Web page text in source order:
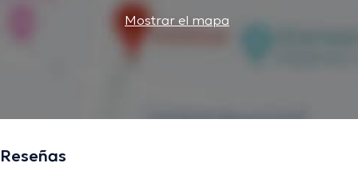
Mostrar el mapa
Reseñas